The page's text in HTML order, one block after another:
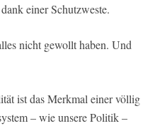
einer Schutzweste.
nicht gewollt haben. Und
ist das Merkmal einer völlig
– wie unsere Politik –